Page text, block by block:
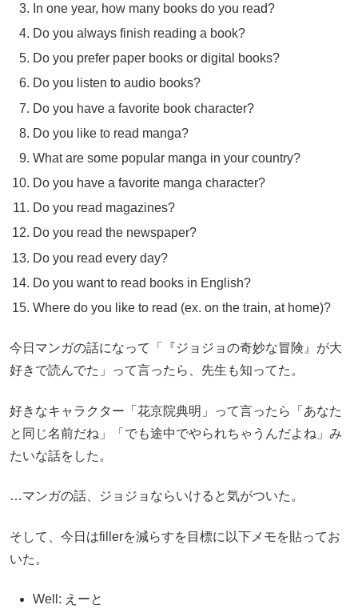
In one year, how many books do you read?
Do you always finish reading a book?
Do you prefer paper books or digital books?
Do you listen to audio books?
Do you have a favorite book character?
Do you like to read manga?
What are some popular manga in your country?
Do you have a favorite manga character?
Do you read magazines?
Do you read the newspaper?
Do you read every day?
Do you want to read books in English?
Where do you like to read (ex. on the train, at home)?
今日マンガの話になって「『ジョジョの奇妙な冒険』が大
好きで読んでた」って言ったら、先生も知ってた。
好きなキャラクター「花京院典明」って言ったら「あなた
と同じ名前だね」「でも途中でやられちゃうんだよね」み
たいな話をした。
…マンガの話、ジョジョならいけると気がついた。
そして、今日はfillerを減らすを目標に以下メモを貼ってお
いた。
Well: えーと